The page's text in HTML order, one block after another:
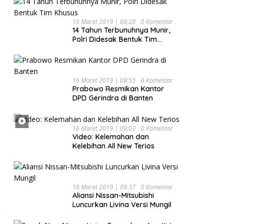
16 Maret 2019 | 08:28 0 Komentar
14 Tahun Terbunuhnya Munir,
Polri Didesak Bentuk Tim
16 Maret 2019 | 08:55 0 Komentar
Prabowo Resmikan Kantor
DPD Gerindra di Banten
16 Maret 2019 | 09:03 0 Komentar
Video: Kelemahan dan
Kelebihan All New Terios
16 Maret 2019 | 09:37 0 Komentar
Aliansi Nissan-Mitsubishi
Luncurkan Livina Versi Mungil